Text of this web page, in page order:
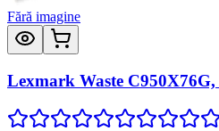
Fără imagine
Lexmark Waste